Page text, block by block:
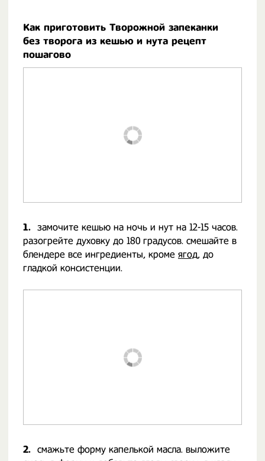
Как приготовить Творожной запеканки
без творога из кешью и нута рецепт
пошагово
1. замочите кешью на ночь и нут на 12-15 часов.
разогрейте духовку до 180 градусов. смешайте в
блендере все ингредиенты, кроме ягод, до
гладкой консистенции.
2. смажьте форму капелькой масла. выложите